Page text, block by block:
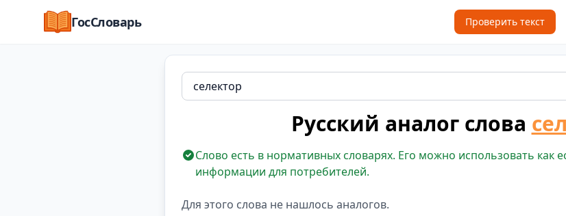
ГосСловарь Проверить текст
Русский аналог слова
Слово есть в нормативных словарях. Его можно использовать как
информации для потребителей.
Для этого слова не нашлось аналогов.